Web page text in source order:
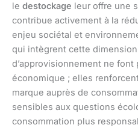
le destockage leur offre une
contribue activement à la
enjeu sociétal et
qui intègrent cette
d’approvisionnement ne
économique ; elles
marque auprès de
sensibles aux questions
consommation plus